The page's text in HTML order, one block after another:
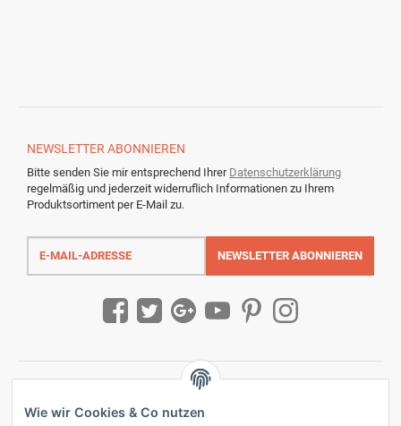
NEWSLETTER ABONNIEREN
Bitte senden Sie mir entsprechend Ihrer Datenschutzerklärung
regelmäßig und jederzeit widerruflich Informationen zu Ihrem
Produktsortiment per E-Mail zu.
E-
Mail-
NEWSLETTER ABONNIEREN
Wie wir Cookies & Co nutzen